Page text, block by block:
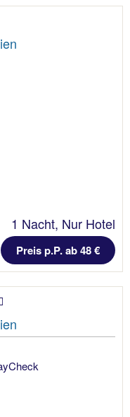
1 Nacht, Nur Hotel
Preis p.P. ab 48 €